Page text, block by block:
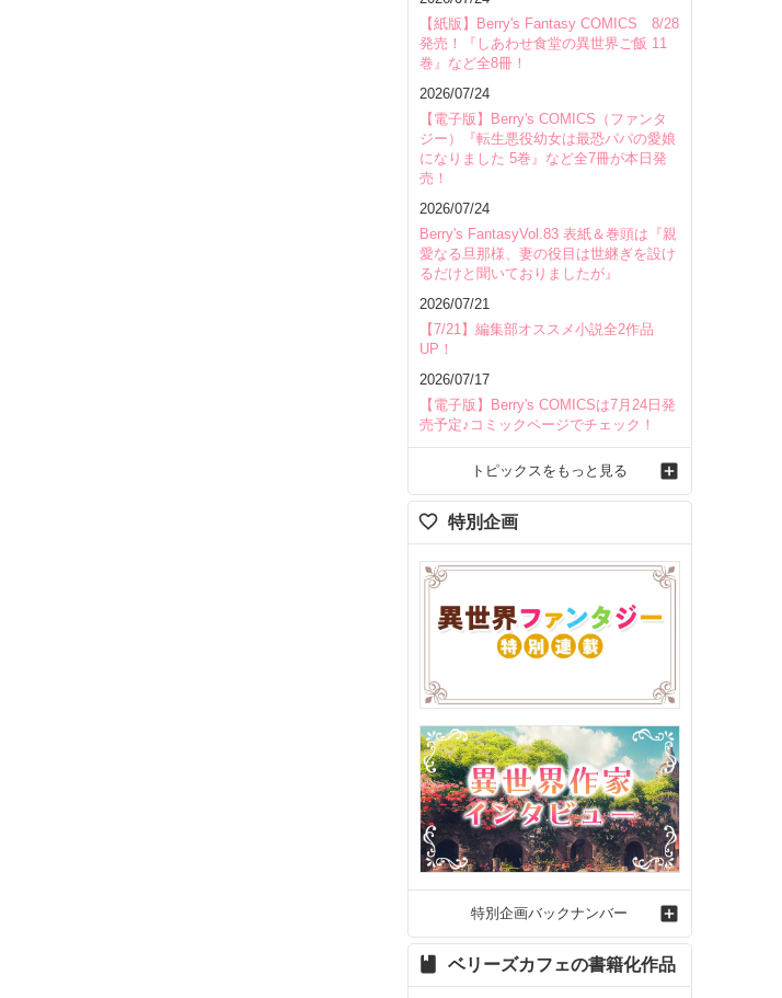
【紙版】Berry's Fantasy COMICS 8/28
発売！『しあわせ食堂の異世界ご飯 11
巻』など全8冊！
2026/07/24
【電子版】Berry's COMICS（ファンタ
ジー）『転生悪役幼女は最恐パパの愛娘
になりました 5巻』など全7冊が本日発
売！
2026/07/24
Berry's FantasyVol.83 表紙＆巻頭は『親
愛なる旦那様、妻の役目は世継ぎを設け
るだけと聞いておりましたが』
2026/07/21
【7/21】編集部オススメ小説全2作品
UP！
2026/07/17
【電子版】Berry's COMICSは7月24日発
売予定♪コミックページでチェック！
トピックスをもっと見る
特別企画
特別企画バックナンバー
ベリーズカフェの書籍化作品